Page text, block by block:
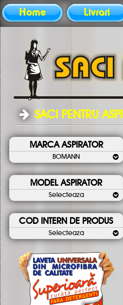
Home Livrari
SACI PENTRU
MARCA ASPIRATOR
BOMANN
MODEL ASPIRATOR
Selecteaza
COD INTERN DE PRODUS
Selecteaza